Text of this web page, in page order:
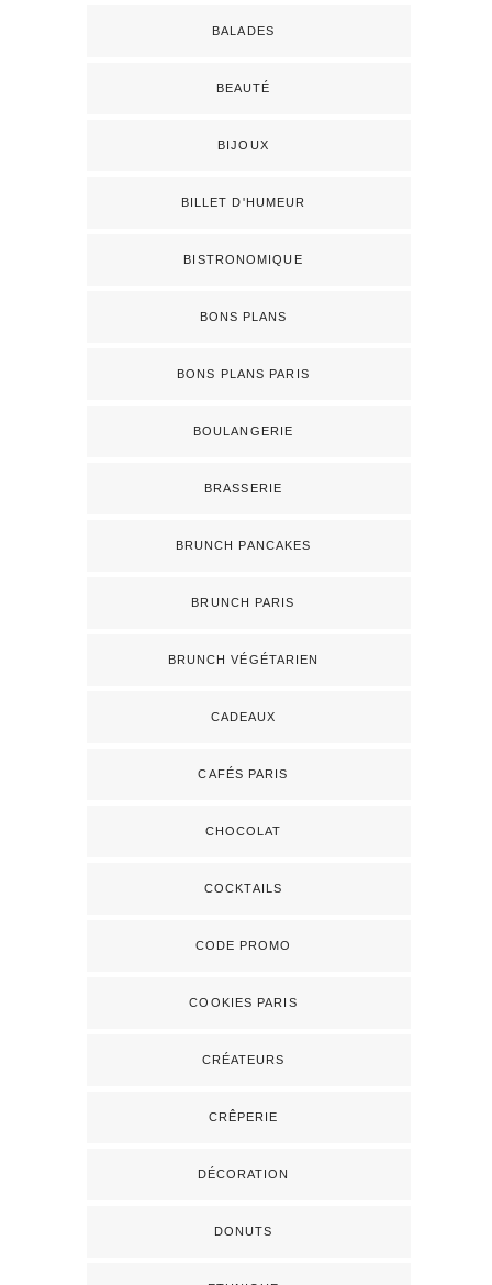
BALADES
BEAUTÉ
BIJOUX
BILLET D'HUMEUR
BISTRONOMIQUE
BONS PLANS
BONS PLANS PARIS
BOULANGERIE
BRASSERIE
BRUNCH PANCAKES
BRUNCH PARIS
BRUNCH VÉGÉTARIEN
CADEAUX
CAFÉS PARIS
CHOCOLAT
COCKTAILS
CODE PROMO
COOKIES PARIS
CRÉATEURS
CRÊPERIE
DÉCORATION
DONUTS